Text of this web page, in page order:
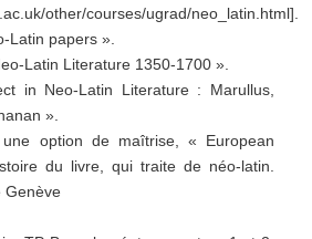
other/courses/ugrad/neo_latin.html].
Latin papers ».
Latin Literature 1350-1700 ».
in Neo-Latin Literature : Marullus,
».
option de maîtrise, « European
du livre, qui traite de néo-latin.
Genève